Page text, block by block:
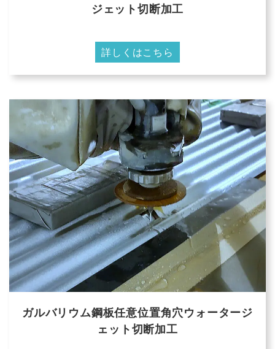
ジェット切断加工
詳しくはこちら
ガルバリウム鋼板任意位置角穴ウォータージ
ェット切断加工